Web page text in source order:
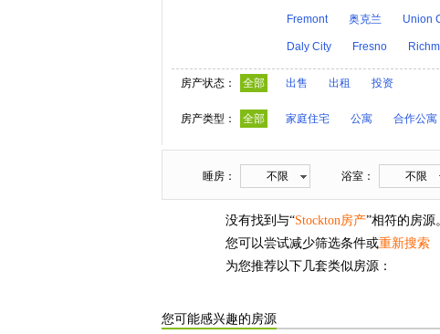
内华达NV 新汉普郡NH
奥克拉荷马OK 俄勒冈州OR
维莫特VT 弗吉尼亚VA
Fremont 奥克兰 Union
Daly City Fresno
房产状态： 全部 出售 出租 投资
房产类型： 全部 家庭住宅 公寓 合作公寓
睡房： 不限 浴室： 不限
没有找到与“Stockton房产”相符的房源
您可以尝试减少筛选条件或重新搜索
为您推荐以下几套类似房源：
您可能感兴趣的房源